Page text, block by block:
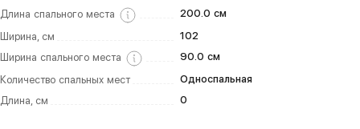
Длина спального места
200.0 см
Ширина, см
102
Ширина спального места
90.0 см
Количество спальных мест
Односпальная
Длина, см
0